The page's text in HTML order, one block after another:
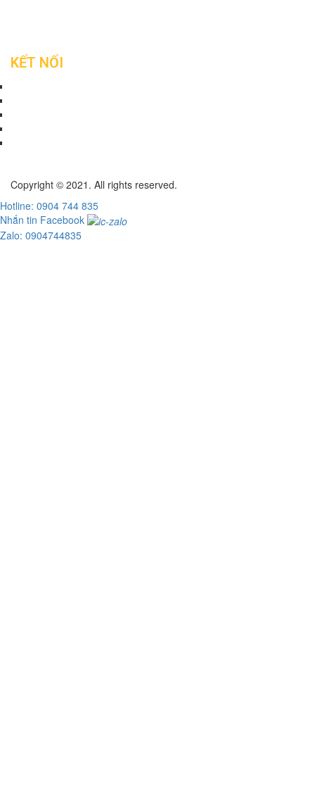
KẾT NỐI
Copyright © 2021. All rights reserved.
Hotline: 0904 744 835
Nhắn tin Facebook
Zalo: 0904744835